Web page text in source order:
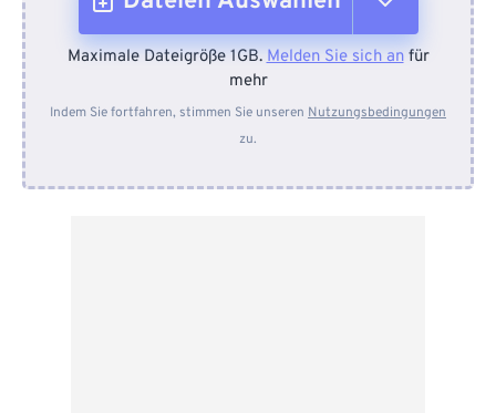
Vom Gerät
Von Dropbox
Maximale Dateigröße 1GB.Melden Sie sich anfür
mehr
Indem Sie fortfahren, stimmen Sie unseren Nutzungsbedingungen
zu.